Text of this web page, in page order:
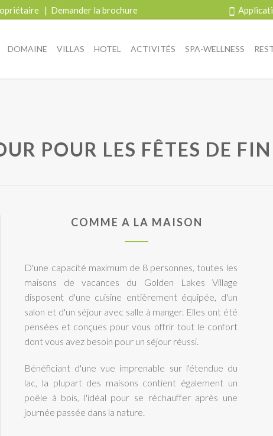
| Demander la brochure
DOMAINE VILLAS HOTEL ACTIVITÉS SPA-WELLNESS
POUR LES FÊTES DE
COMME A LA MAISON
D'une capacité maximum de 8 personnes, toutes les
maisons de vacances du Golden Lakes Village
disposent d'une cuisine entièrement équipée, d'un
salon et d'un séjour avec salle à manger. Elles ont été
pensées et conçues pour vous offrir tout le confort
dont vous avez besoin pour un séjour réussi.
Bénéficiant d'une vue imprenable sur l'étendue du
lac, la plupart des maisons contient également un
poêle à bois, l'idéal pour se réchauffer après une
journée passée dans la nature.